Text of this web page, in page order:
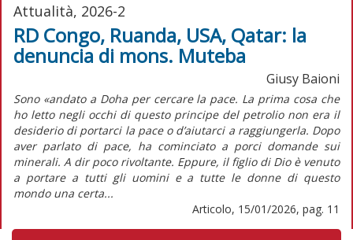
Attualità, 2026-2
RD Congo, Ruanda, USA, Qatar: la
denuncia di mons. Muteba
Giusy Baioni
Sono «andato a Doha per cercare la pace. La prima cosa che
ho letto negli occhi di questo principe del petrolio non era il
desiderio di portarci la pace o d’aiutarci a raggiungerla. Dopo
aver parlato di pace, ha cominciato a porci domande sui
minerali. A dir poco rivoltante. Eppure, il figlio di Dio è venuto
a portare a tutti gli uomini e a tutte le donne di questo
mondo una certa...
Articolo, 15/01/2026, pag. 11